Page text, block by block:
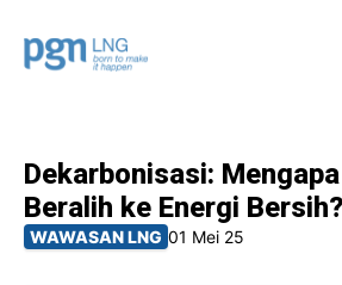
Dekarbonisasi:
Beralih ke Energi Bersih?
WAWASAN LNG 01 Mei 25